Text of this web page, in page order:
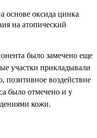
основе оксида цинка
на атопический
было замечено еще
участки прикладывали
позитивное воздействие
было отмечено и у
кожи.